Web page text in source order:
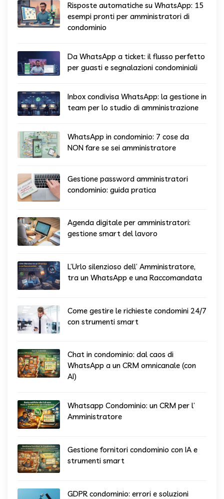
Risposte automatiche su WhatsApp: 15
esempi pronti per amministratori di
condominio
Da WhatsApp a ticket: il flusso perfetto
per guasti e segnalazioni condominiali
Inbox condivisa WhatsApp: la gestione in
team per lo studio di amministrazione
WhatsApp in condominio: 7 cose da
NON fare se sei amministratore
Gestione password amministratori
condominio: guida pratica
Agenda digitale per amministratori:
gestione smart del lavoro
L’Urlo silenzioso dell’ Amministratore,
tra un WhatsApp e una Raccomandata
Come gestire le richieste condomini 24/7
con strumenti smart
Chat in condominio: dal caos di
WhatsApp a un CRM omnicanale (con
AI)
Whatsapp Condominio: un CRM per l’
Amministratore
Gestione fornitori condominio con IA e
strumenti smart
GDPR condominio: errori e soluzioni